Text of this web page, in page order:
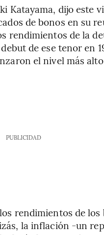
Katayama, dijo este
de bonos en su
rendimientos de la
de ese tenor en
el nivel más
PUBLICIDAD
rendimientos de los
la inflación -un